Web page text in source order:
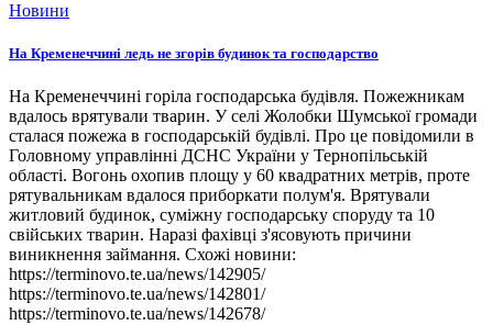
Новини
На Кременеччині ледь не згорів будинок та господарство
На Кременеччині горіла господарська будівля. Пожежникам
вдалось врятували тварин. У селі Жолобки Шумської громади
сталася пожежа в господарській будівлі. Про це повідомили в
Головному управлінні ДСНС України у Тернопільській
області. Вогонь охопив площу у 60 квадратних метрів, проте
рятувальникам вдалося приборкати полум'я. Врятували
житловий будинок, суміжну господарську споруду та 10
свійських тварин. Наразі фахівці з'ясовують причини
виникнення займання. Схожі новини:
https://terminovo.te.ua/news/142905/
https://terminovo.te.ua/news/142801/
https://terminovo.te.ua/news/142678/